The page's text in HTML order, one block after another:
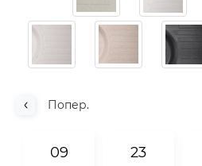
Попер.
09 23